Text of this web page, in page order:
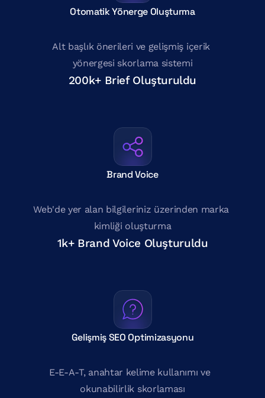
Otomatik Yönerge Oluşturma
Alt başlık önerileri ve gelişmiş içerik
yönergesi skorlama sistemi
200k+ Brief Oluşturuldu
Brand Voice
Web'de yer alan bilgileriniz üzerinden marka
kimliği oluşturma
1k+ Brand Voice Oluşturuldu
Gelişmiş SEO Optimizasyonu
E-E-A-T, anahtar kelime kullanımı ve
okunabilirlik skorlaması